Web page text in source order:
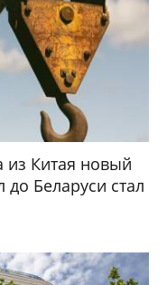
из Китая новый
до Беларуси стал